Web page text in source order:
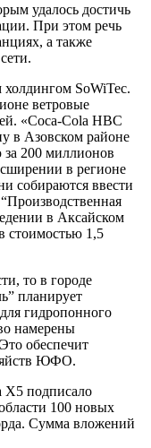
удалось достичь
При этом речь
а также
SoWiTec.
ветровые
«Coca-Cola HBC
в Азовском районе
200 миллионов
в регионе
собираются ввести
в Аксайском
стоимостью 1,5
то в городе
планирует
гидропонного
намерены
обеспечит
ЮФО.
подписало
100 новых
Сумма вложений